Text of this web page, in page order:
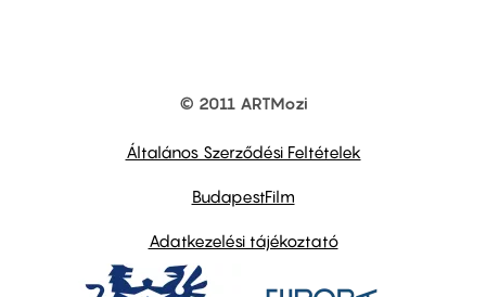
© 2011 ARTMozi
Általános Szerződési Feltételek
BudapestFilm
Adatkezelési tájékoztató